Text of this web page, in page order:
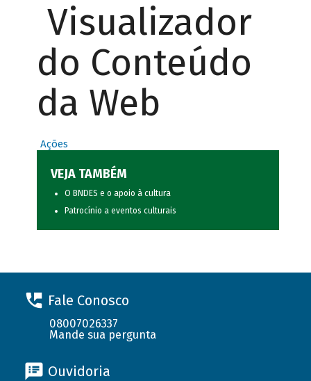
Visualizador
do Conteúdo
da Web
Ações
VEJA TAMBÉM
O BNDES e o apoio à cultura
Patrocínio a eventos culturais
Fale Conosco
08007026337
Mande sua pergunta
Ouvidoria